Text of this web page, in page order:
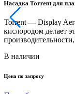
Насадка Torrent для
Torrent — Display
кислородом делает
В наличии
Цена по запросу